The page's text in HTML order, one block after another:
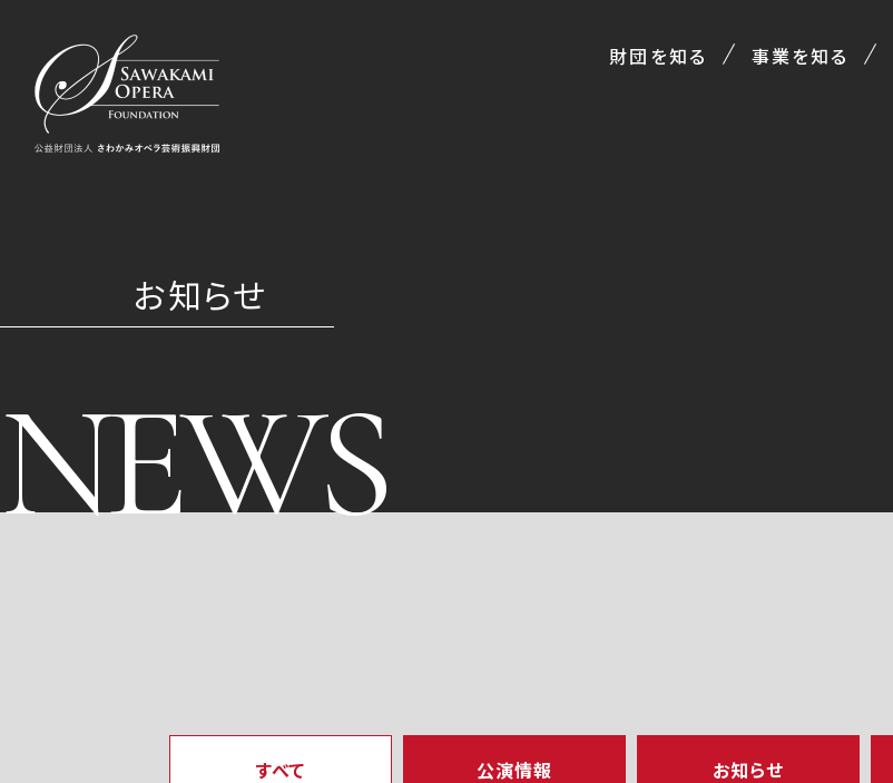
財団を知る 事業を知る
お知らせ
NEWS
すべて 公演情報 お知らせ